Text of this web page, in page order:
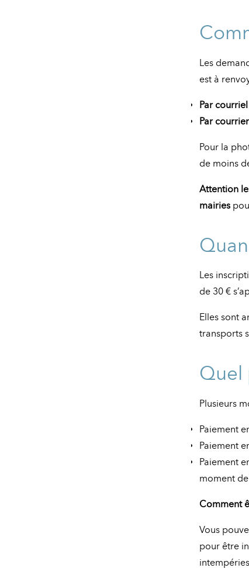
Les
est à
Par courriel
Par courrier
Pour la
de moins
Attention
mairies
Les
de 30 €
Elles sont
transports
Quel
Plusieurs
Paiement
Paiement
Paiement
moment
Comment
Vous
pour être